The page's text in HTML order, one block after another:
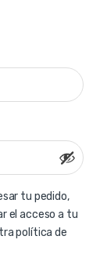
tu pedido,
el acceso a tu
política de